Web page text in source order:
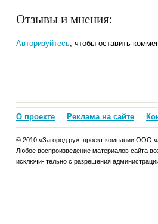
Отзывы и мнения:
Авторизуйтесь, чтобы оставить
О проекте Реклама на сайте
© 2010 «Загород.ру», проект компании ООО
Любое воспроизведение материалов сайта
исключи- тельно с разрешения